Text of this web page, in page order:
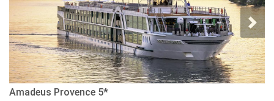
Amadeus Provence 5*